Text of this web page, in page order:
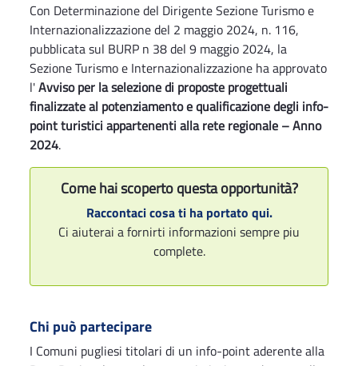
Con Determinazione del Dirigente Sezione Turismo e
Internazionalizzazione del 2 maggio 2024, n. 116,
pubblicata sul BURP n 38 del 9 maggio 2024, la
Sezione Turismo e Internazionalizzazione ha approvato
l'Avviso per la selezione di proposte progettuali
finalizzate al potenziamento e qualificazione degli info-
point turistici appartenenti alla rete regionale – Anno
2024.
Come hai scoperto questa opportunità?
Raccontaci cosa ti ha portato qui.
Ci aiuterai a fornirti informazioni sempre piu
complete.
Chi può partecipare
I Comuni pugliesi titolari di un info-point aderente alla